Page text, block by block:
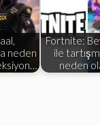
neden
Fortnite:
ile
neden